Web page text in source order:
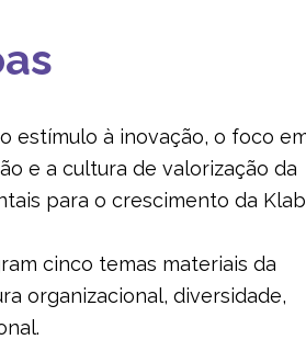
estímulo à inovação, o foco
e a cultura de valorização da
para o crescimento da
cinco temas materiais da
organizacional, diversidade,